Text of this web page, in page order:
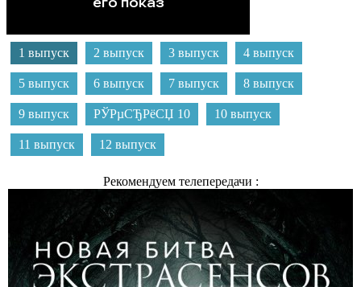
1 выпуск 2 выпуск 3 выпуск 4 выпуск
5 выпуск 6 выпуск 7 выпуск 8 выпуск
9 выпуск РЎРµСЂРёСЏ 10 10 выпуск
11 выпуск 12 выпуск
Рекомендуем телепередачи :